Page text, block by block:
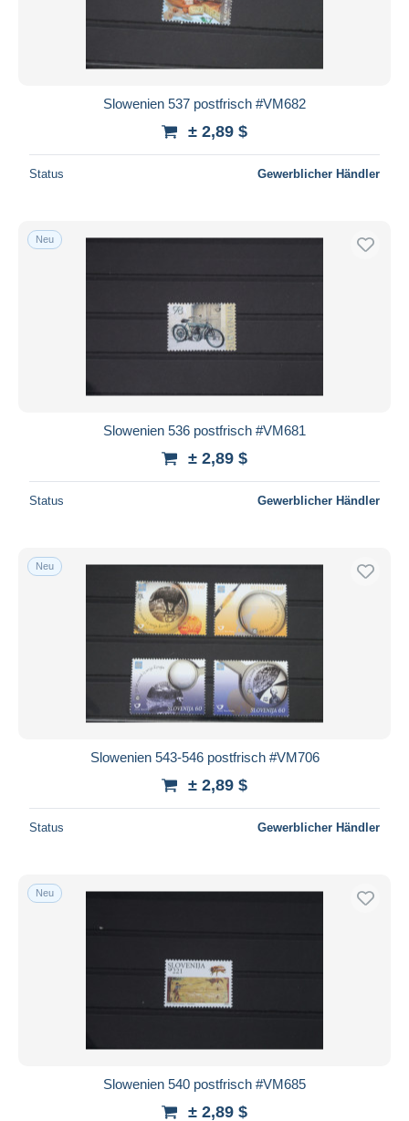
Slowenien 537 postfrisch #VM682
± 2,89 $
Status Gewerblicher Händler
Neu
Slowenien 536 postfrisch #VM681
± 2,89 $
Status Gewerblicher Händler
Neu
Slowenien 543-546 postfrisch #VM706
± 2,89 $
Status Gewerblicher Händler
Neu
Slowenien 540 postfrisch #VM685
± 2,89 $